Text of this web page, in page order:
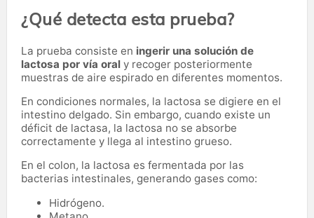
¿Qué detecta esta prueba?
La prueba consiste en ingerir una solución de
lactosa por vía oral y recoger posteriormente
muestras de aire espirado en diferentes momentos.
En condiciones normales, la lactosa se digiere en el
intestino delgado. Sin embargo, cuando existe un
déficit de lactasa, la lactosa no se absorbe
correctamente y llega al intestino grueso.
En el colon, la lactosa es fermentada por las
bacterias intestinales, generando gases como:
Hidrógeno.